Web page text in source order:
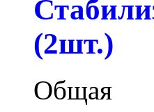
(2шт.)
Общая